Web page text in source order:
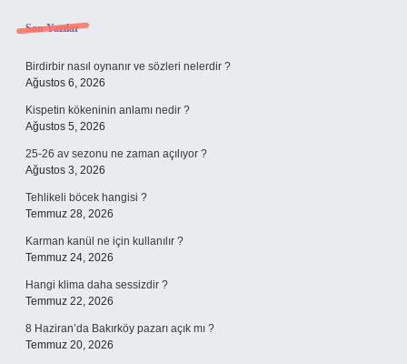
Sidebar
Son Yazılar
Birdirbir nasıl oynanır ve sözleri nelerdir ?
Ağustos 6, 2026
Kispetin kökeninin anlamı nedir ?
Ağustos 5, 2026
25-26 av sezonu ne zaman açılıyor ?
Ağustos 3, 2026
Tehlikeli böcek hangisi ?
Temmuz 28, 2026
Karman kanül ne için kullanılır ?
Temmuz 24, 2026
Hangi klima daha sessizdir ?
Temmuz 22, 2026
8 Haziran’da Bakırköy pazarı açık mı ?
Temmuz 20, 2026